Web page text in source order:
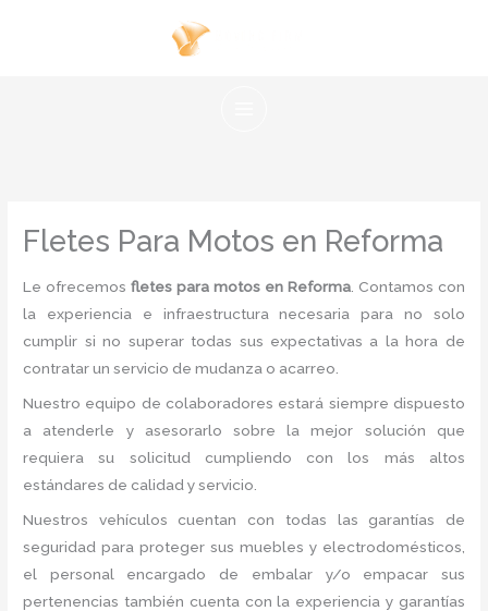
Fletes Para Motos en Reforma
Le ofrecemos fletes para motos en Reforma . Contamos con
la experiencia e infraestructura necesaria para no solo
cumplir si no superar todas sus expectativas a la hora de
contratar un servicio de mudanza o acarreo.
Nuestro equipo de colaboradores estará siempre dispuesto
a atenderle y asesorarlo sobre la mejor solución que
requiera su solicitud cumpliendo con los más altos
estándares de calidad y servicio.
Nuestros vehículos cuentan con todas las garantías de
seguridad para proteger sus muebles y electrodomésticos,
el personal encargado de embalar y/o empacar sus
pertenencias también cuenta con la experiencia y garantías